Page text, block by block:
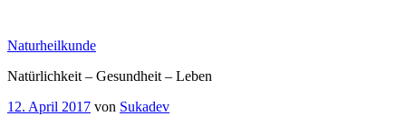
springen
Naturheilkunde
Natürlichkeit – Gesundheit – Leben
Veröffentlicht
12. April 2017 von Sukadev